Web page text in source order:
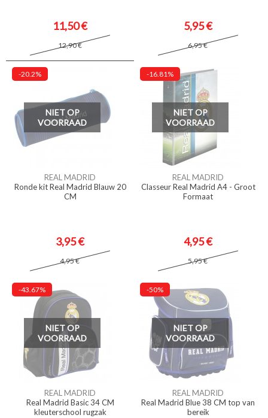
11,50 €
12,90 €
5,95 €
6,95 €
-20.2%
NIET OP
VOORRAAD
REAL MADRID
Ronde kit Real Madrid Blauw 20
CM
3,95 €
4,95 €
-16.81%
NIET OP
VOORRAAD
REAL MADRID
Classeur Real Madrid A4 - Groot
Formaat
4,95 €
5,95 €
-43.67%
NIET OP
VOORRAAD
REAL MADRID
Real Madrid Basic 34 CM
kleuterschool rugzak
-50%
NIET OP
VOORRAAD
REAL MADRID
Real Madrid Blue 38 CM top van
bereik